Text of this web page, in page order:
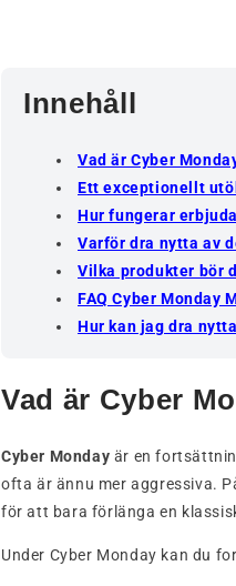
Innehåll
Vad är Cyber
Ett exceptionellt
Hur fungerar
Varför dra nytta av
Vilka produkter bör
FAQ Cyber Monday
Hur kan jag dra
Vad är Cyber
Cyber Monday är en
ofta är ännu mer aggressiva.
för att bara förlänga en
Under Cyber Monday kan du